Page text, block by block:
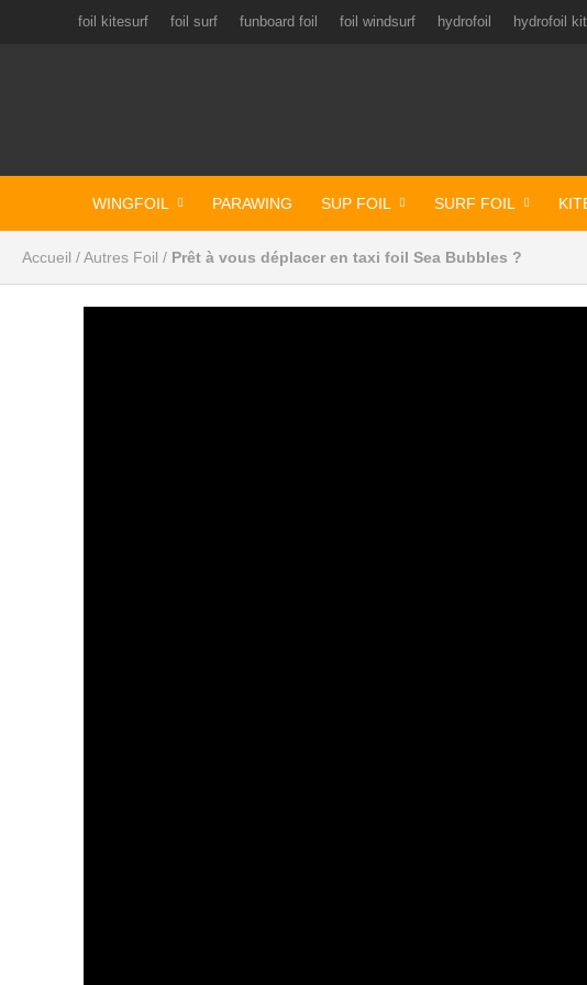
foil kitesurf foil surf funboard foil foil windsurf hydrofoil hydrofoil
WINGFOIL PARAWING SUP FOIL SURF FOIL
Accueil /Autres Foil / Prêt à vous déplacer en taxi foil Sea Bubbles ?